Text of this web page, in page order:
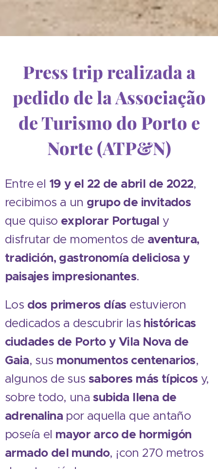
Press trip realizada a
pedido de la Associação
de Turismo do Porto e
Norte (ATP&N)
Entre el 19 y el 22 de abril de 2022,
recibimos a un grupo de invitados
que quiso explorar Portugal y
disfrutar de momentos de aventura,
tradición, gastronomía deliciosa y
paisajes impresionantes.
Los dos primeros días estuvieron
dedicados a descubrir las históricas
ciudades de Porto y Vila Nova de
Gaia, sus monumentos centenarios,
algunos de sus sabores más típicos y,
sobre todo, unasubida llena de
adrenalina por aquella que antaño
poseía el mayor arco de hormigón
armado del mundo, ¡con 270 metros